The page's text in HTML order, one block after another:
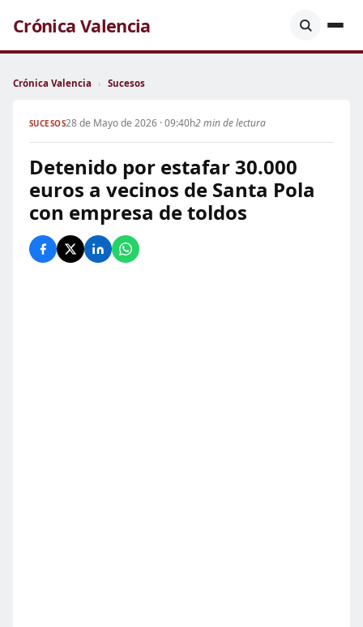
Crónica Valencia
Crónica Valencia › Sucesos
SUCESOS28 de Mayo de 2026 · 09:40h2 min de lectura
Detenido por estafar 30.000
euros a vecinos de Santa Pola
con empresa de toldos